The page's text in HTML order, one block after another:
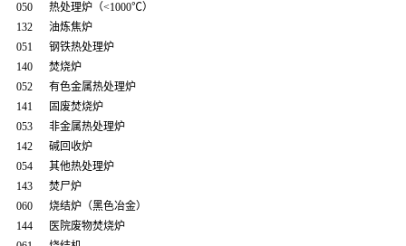
050 热处理炉（<1000℃）
132 油炼焦炉
051 钢铁热处理炉
140 焚烧炉
052 有色金属热处理炉
141 固废焚烧炉
053 非金属热处理炉
142 碱回收炉
054 其他热处理炉
143 焚尸炉
060 烧结炉（黑色冶金）
144 医院废物焚烧炉